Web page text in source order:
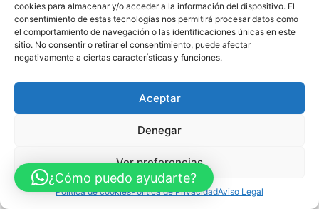
cookies para almacenar y/o acceder a la información del dispositivo. El
consentimiento de estas tecnologías nos permitirá procesar datos como
el comportamiento de navegación o las identificaciones únicas en este
sitio. No consentir o retirar el consentimiento, puede afectar
negativamente a ciertas características y funciones.
Aceptar
Denegar
Ver preferencias
Política de cookiesPolítica de PrivacidadAviso Legal
¿Cómo puedo ayudarte?